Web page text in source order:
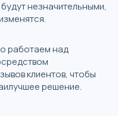
незначительными,
работаем над
клиентов, чтобы
решение.